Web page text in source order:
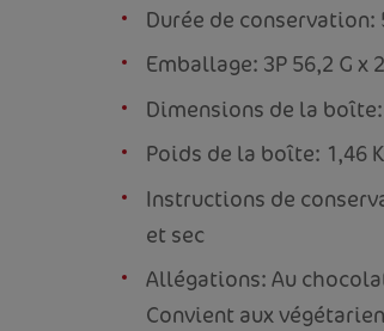
Durée de conservation:
Emballage: 3P 56,2 G x
Dimensions de la boîte:
Poids de la boîte: 1,46
Instructions de
et sec
Allégations: Au
Convient aux